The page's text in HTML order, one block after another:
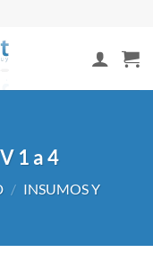
1 a 4
/ INSUMOS Y